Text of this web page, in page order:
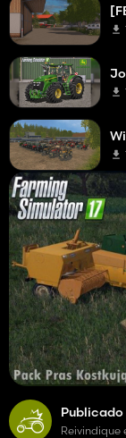
Publicado
Reivindique